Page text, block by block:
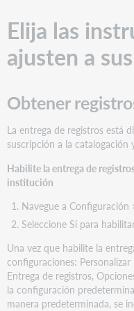
otros
servicios
Encuentre
materiales
apoyo
adicionales
Elija las
ajusten a
Obtener
La entrega de registros está
suscripción a la catalogación
Habilite la entrega de
institución
Navegue a Configuración
Seleccione Sí para
Una vez que habilite la
configuraciones:
Entrega de registros,
la configuración
manera predeterminada, se